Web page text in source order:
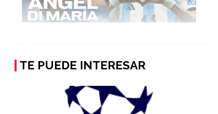
TE PUEDE INTERESAR